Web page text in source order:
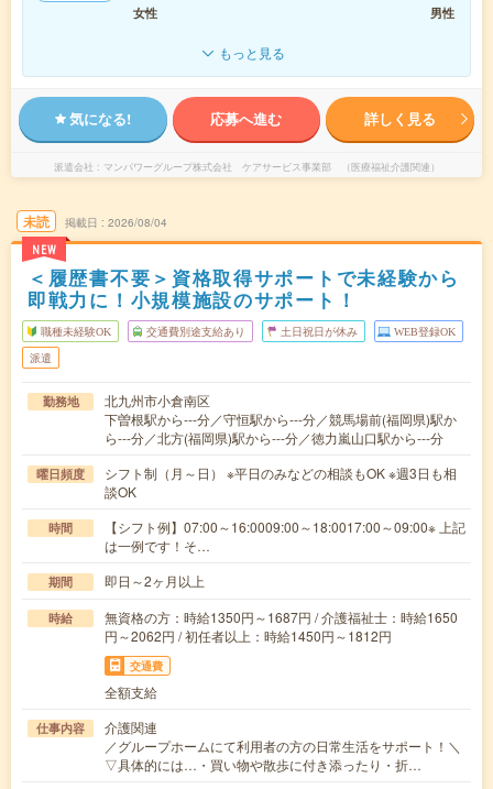
女性
男性
もっと見る
気になる! 応募へ進む 詳しく見る
派遣会社 マンパワーグループ株式会社 ケアサービス事業部 （医療福祉介護関連）
未読
NEW
掲載日 2026/08/04
＜履歴書不要＞資格取得サポートで未経験から
即戦力に！小規模施設のサポート！
職種未経験OK 交通費別途支給あり 土日祝日が休み WEB登録OK
派遣
勤務地
北九州市小倉南区
下曽根駅から---分／守恒駅から---分／競馬場前(福岡県)駅か
ら---分／北方(福岡県)駅から---分／徳力嵐山口駅から---分
曜日頻度
シフト制（月～日） ※平日のみなどの相談もOK ※週3日も相
談OK
時間
【シフト例】07:00～16:0009:00～18:0017:00～09:00※ 上記
は一例です！そ…
期間 即日～2ヶ月以上
時給
無資格の方：時給1350円～1687円 / 介護福祉士：時給1650
円～2062円 / 初任者以上：時給1450円～1812円
交通費
全額支給
仕事内容
介護関連
／グループホームにて利用者の方の日常生活をサポート！＼
▽具体的には…・買い物や散歩に付き添ったり・折…